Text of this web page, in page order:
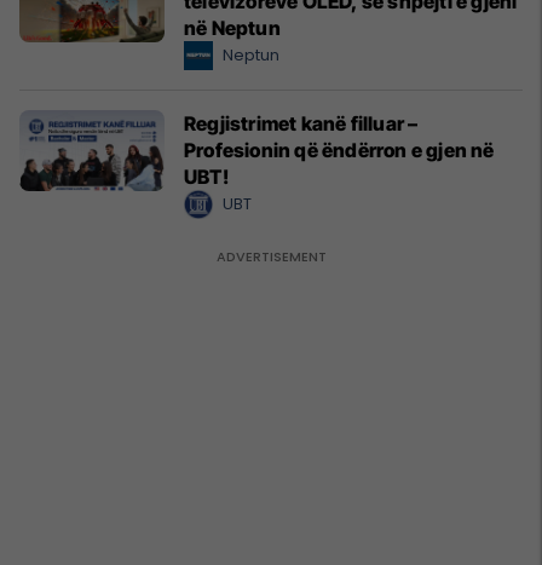
në Neptun
Neptun
Regjistrimet kanë filluar –
Profesionin që ëndërron e gjen në
UBT!
UBT